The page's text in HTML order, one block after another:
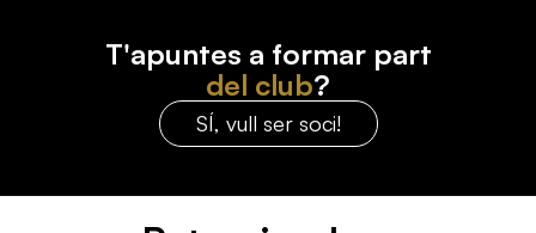
T'apuntes a formar part
del club?
SÍ, vull ser soci!